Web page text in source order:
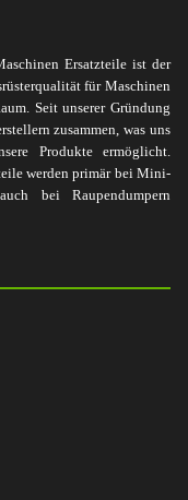
Ersatzteile ist der
für Maschinen
Seit unserer Gründung
zusammen, was uns
Produkte ermöglicht.
werden primär bei Mini-
bei Raupendumpern